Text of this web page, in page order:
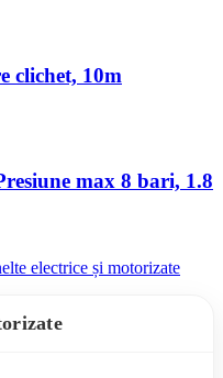
clichet, 10m
max 8 bari, 1.8
electrice și motorizate